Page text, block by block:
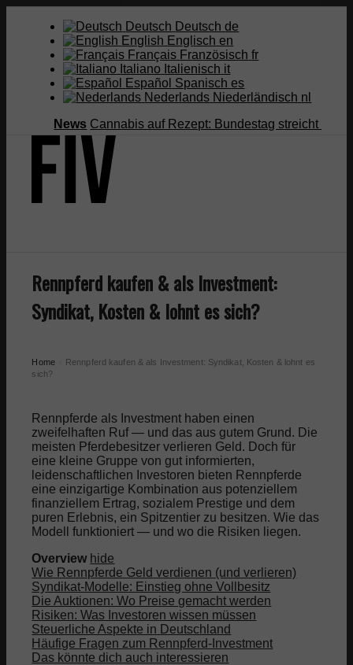
Deutsch Deutsch de
English Englisch en
Français Französisch fr
Italiano Italienisch it
Español Spanisch es
Nederlands Niederländisch nl
News Cannabis auf Rezept: Bundestag streicht
Menü Menü
Rennpferd kaufen & als Investment:
Syndikat, Kosten & lohnt es sich?
Home
Rennpferd kaufen & als Investment: Syndikat, Kosten & lohnt es
sich?
Rennpferde als Investment haben einen
zweifelhaften Ruf — und das aus gutem Grund. Die
meisten Pferdebesitzer verlieren Geld. Doch für
eine kleine Gruppe von gut informierten,
leidenschaftlichen Investoren bieten Rennpferde
eine einzigartige Kombination aus potenziellem
finanziellem Ertrag, sozialem Prestige und dem
puren Erlebnis, ein Spitzentier zu besitzen. Wie das
Modell funktioniert — und wo die Risiken liegen.
Overview hide
Wie Rennpferde Geld verdienen (und verlieren)
Syndikat-Modelle: Einstieg ohne Vollbesitz
Die Auktionen: Wo Preise gemacht werden
Risiken: Was Investoren wissen müssen
Steuerliche Aspekte in Deutschland
Häufige Fragen zum Rennpferd-Investment
Das könnte dich auch interessieren